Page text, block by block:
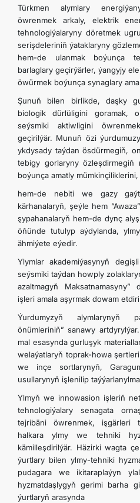
Türkmen alymlary
öwrenmek arkaly, elektrik
tehnologiýalaryny döretmek
serişdeleriniň ýataklaryny
hem-de ulanmak boýunça
barlaglary geçirýärler, ýangyjy
öwürmek boýunça synaglary
Şunuň bilen birlikde, daşky
biologik dürlüligini goramak,
seýsmiki aktiwligini
geçirilýär. Munuň özi
ykdysady taýdan ösdürmegiň,
tebigy gorlaryny özleşdirmegiň
boýunça amatly
hem-de nebiti we gazy
kärhanalaryň, şeýle hem
şypahanalaryň hem-de dynç
öňünde tutulyp aýdylanda,
ähmiýete eýedir.
Ylymlar akademiýasynyň
seýsmiki taýdan howply
azaltmagyň
işleri amala aşyrmak dowam
Ýurdumyzyň alymlarynyň
önümleriniň” sanawy
mal esasynda gurluşyk
welaýatlaryň toprak-howa
we inçe sortlarynyň,
usullarynyň işlenilip
Ylmyň we innowasion işleriň
tehnologiýalary senagata
tejribäni öwrenmek, işgärleri
halkara ylmy we tehniki
kämilleşdirilýär. Häzirki wagta
ýurtlary bilen ylmy-tehniki
pudagara we ikitaraplaýyn
hyzmatdaşlygyň gerimi barha
ýurtlaryň arasynda